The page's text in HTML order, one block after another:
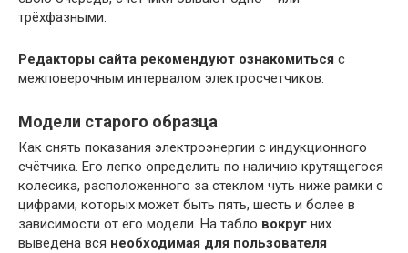
трёхфазными.
Редакторы сайта рекомендуют ознакомиться с
межповерочным интервалом электросчетчиков.
Модели старого образца
Как снять показания электроэнергии с индукционного
счётчика. Его легко определить по наличию крутящегося
колесика, расположенного за стеклом чуть ниже рамки с
цифрами, которых может быть пять, шесть и более в
зависимости от его модели. На табло вокруг них
выведена вся необходимая для пользователя